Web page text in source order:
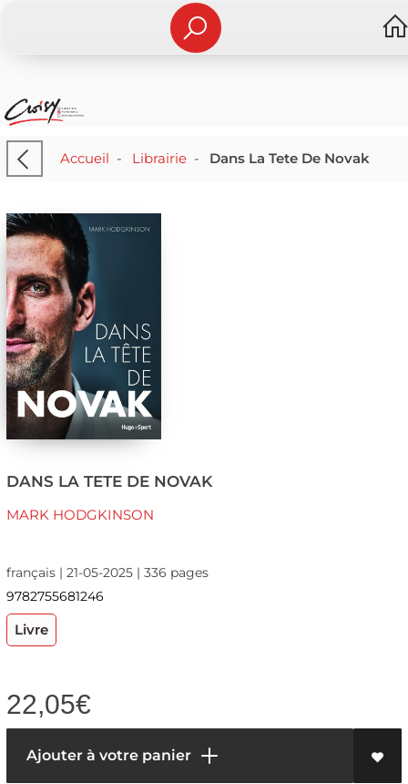
Accueil - Librairie- Dans La Tete De Novak
DANS LA TETE DE NOVAK
MARK HODGKINSON
français | 21-05-2025 | 336 pages
9782755681246
Livre
22,05€
Ajouter à votre panier